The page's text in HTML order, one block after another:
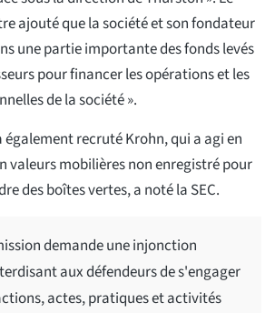
ajouté que la société et son fondateur
une partie importante des fonds levés
pour financer les opérations et les
de la société ».
également recruté Krohn, qui a agi en
valeurs mobilières non enregistré pour
des boîtes vertes, a noté la SEC.
demande une injonction
aux défendeurs de s'engager
actes, pratiques et activités